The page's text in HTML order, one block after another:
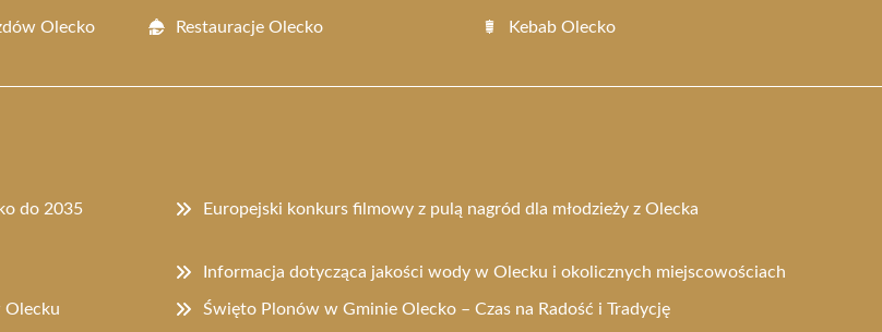
Olecko Restauracje Olecko Kebab Olecko
do 2035
Europejski konkurs filmowy z pulą nagród dla młodzieży z Olecka
Informacja dotycząca jakości wody w Olecku i okolicznych miejscowościach
Olecku Święto Plonów w Gminie Olecko – Czas na Radość i Tradycję